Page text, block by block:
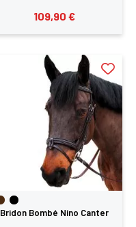
109,90 €
Bridon Bombé Nino Canter
SE
CONNECTER